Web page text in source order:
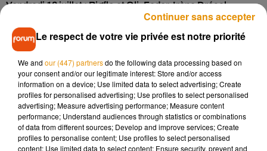
Vendredi 12 juillet : Bigflo et Oli, Feder, Irène Drésel
Samedi 13 juillet : Gazo, Trinix
Dimanche 14 juillet : Justice, Jain, Luidji
La billetterie ouvrira ce mercredi6 décembre à 12h,sur le
site du festival.Des préventes ont déjà eu lieu, durant
lesquelles des centaines de billets de 3 jours ont trouvé
preneurs, en moins d’une minute !
Le respect de votre vie privée est notre priorité
We and our (447) partnersdo the following data processing based on
your consent and/or our legitimate interest: Store and/or access
information on a device; Use limited data to select advertising; Create
profiles for personalised advertising; Use profiles to select personalised
advertising; Measure advertising performance; Measure content
performance; Understand audiences through statistics or combinations
of data from different sources; Develop and improve services; Create
profiles to personalise content; Use profiles to select personalised
content; Use limited data to select content; Ensure security, prevent and
Continuer sans accepter